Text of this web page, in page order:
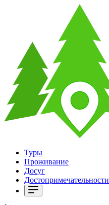
Туры
Проживание
Досуг
Достопримечательности